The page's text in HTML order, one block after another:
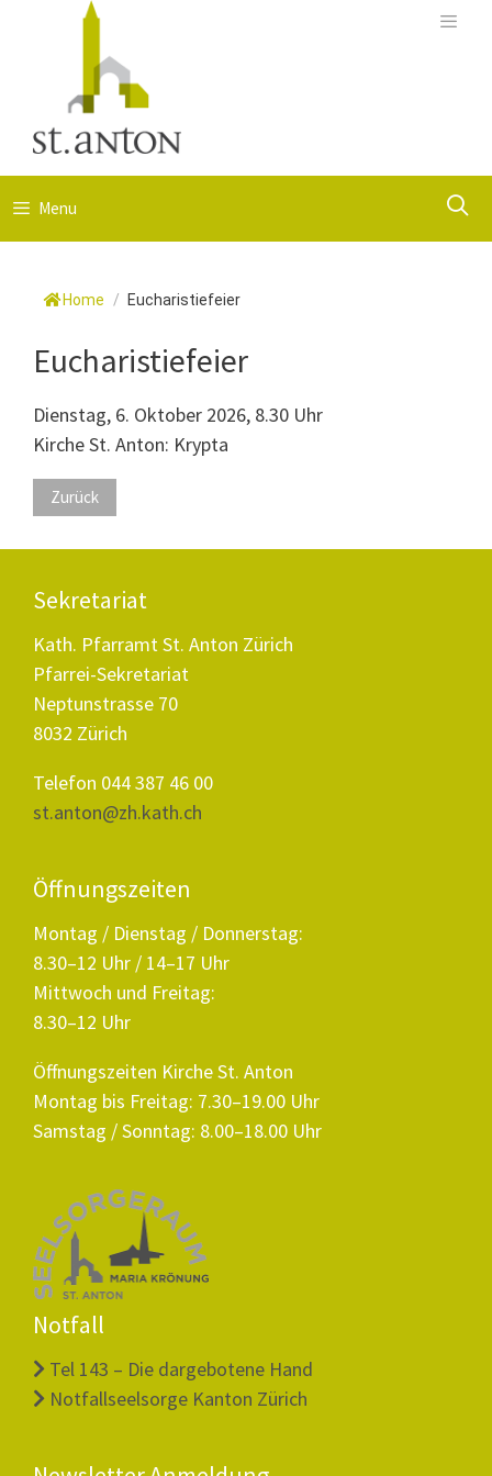
Menu
Home / Eucharistiefeier
Eucharistiefeier
Dienstag, 6. Oktober 2026, 8.30 Uhr
Kirche St. Anton: Krypta
Zurück
Sekretariat
Kath. Pfarramt St. Anton Zürich
Pfarrei-Sekretariat
Neptunstrasse 70
8032 Zürich
Telefon 044 387 46 00
st.anton@zh.kath.ch
Öffnungszeiten
Montag / Dienstag / Donnerstag:
8.30–12 Uhr / 14–17 Uhr
Mittwoch und Freitag:
8.30–12 Uhr
Öffnungszeiten Kirche St. Anton
Montag bis Freitag: 7.30–19.00 Uhr
Samstag / Sonntag: 8.00–18.00 Uhr
Notfall
Tel 143 – Die dargebotene Hand
Notfallseelsorge Kanton Zürich